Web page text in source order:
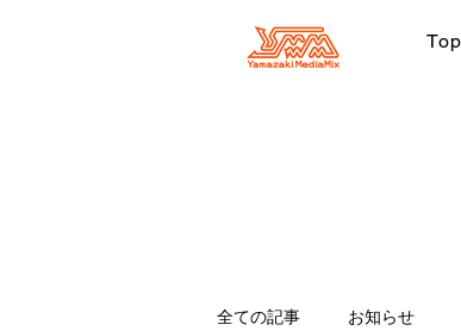
Top
全ての記事 お知らせ